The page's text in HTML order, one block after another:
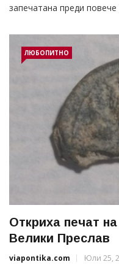
запечатана преди повече
ЛЮБОПИТНО
Откриха печат
Велики Преслав
viapontika.com Юли 25,